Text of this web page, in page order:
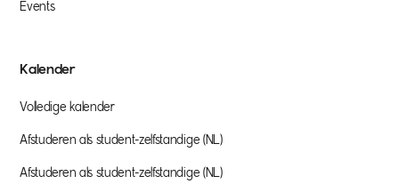
Events
Kalender
Volledige kalender
Afstuderen als student-zelfstandige (NL)
Afstuderen als student-zelfstandige (NL)